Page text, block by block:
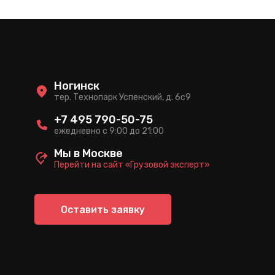
Оставить заявку
тер. Технопарк Успенский, д. 6c9
Ногинск
ежедневно с 9:00 до 21:00
+7 495 790-50-75
Перейти на сайт «Грузовой эксперт»
Мы в Москве